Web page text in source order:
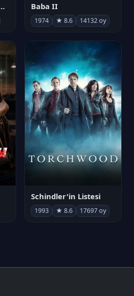
Sonsuzluk Kalesi Baba II
1974 ★ 8.6 14132 oy
Schindler'in Listesi
1993 ★ 8.6 17697 oy